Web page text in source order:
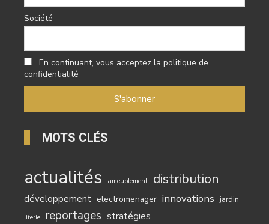
Société
En continuant, vous acceptez la politique de
confidentialité
MOTS CLÉS
actualités ameublement distribution
développement electromenager innovations jardin
literie reportages stratégies